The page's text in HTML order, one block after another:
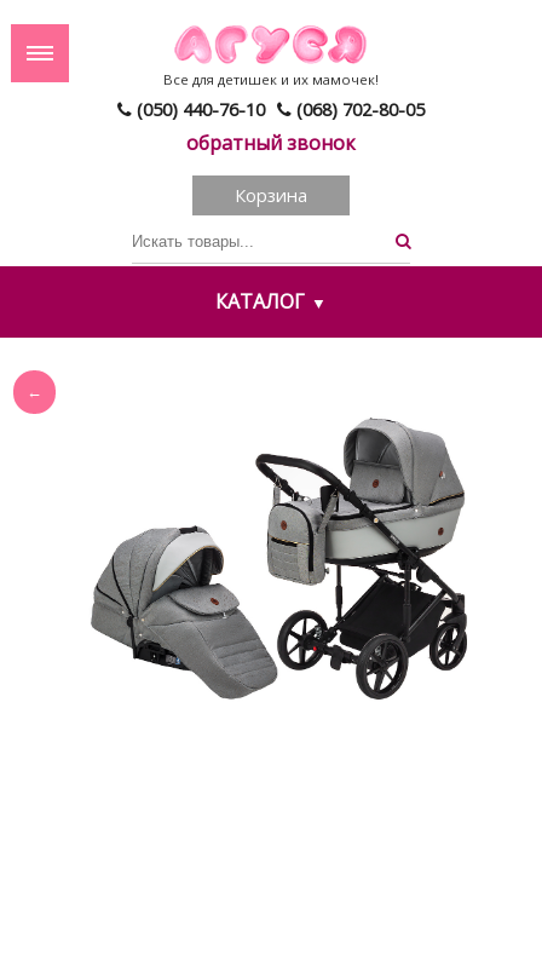
(050) 440-76-10 (068) 702-80-05
обратный звонок
Все для детишек и их мамочек!
Корзина
КАТАЛОГ